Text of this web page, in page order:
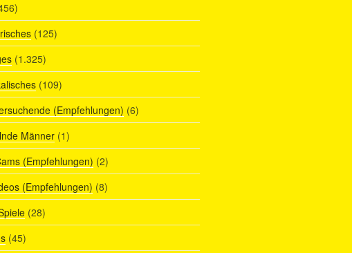
(125)
(1.325)
(109)
(Empfehlungen) (6)
Männer(1)
(Empfehlungen) (2)
(Empfehlungen) (8)
(28)
(45)